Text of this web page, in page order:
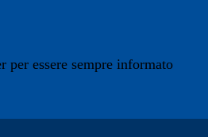
essere sempre informato